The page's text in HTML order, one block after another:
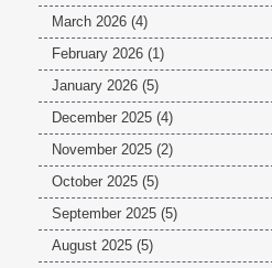
March 2026 (4)
February 2026 (1)
January 2026 (5)
December 2025 (4)
November 2025 (2)
October 2025 (5)
September 2025 (5)
August 2025 (5)